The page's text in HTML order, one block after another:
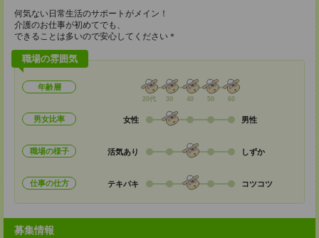
何気ない日常生活のサポートがメイン！
介護のお仕事が初めてでも、
できることは多いので安心してください＊
職場の雰囲気
年齢層
20代 30 40 50 60
男女比率 女性 男性
職場の様子 活気あり しずか
仕事の仕方 テキパキ コツコツ
募集情報